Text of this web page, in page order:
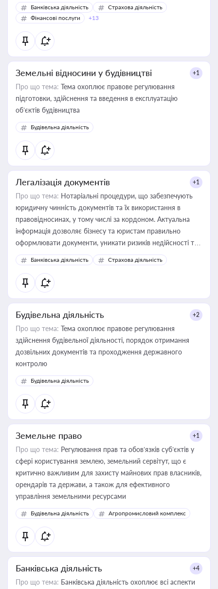
Банківська діяльність
Страхова діяльність
Фінансові послуги
+13
Земельні відносини у будівництві +1
Про що тема: Тема охоплює правове регулювання
підготовки, здійснення та введення в експлуатацію
об’єктів будівництва
Будівельна діяльність
Легалізація документів +1
Про що тема: Нотаріальні процедури, що забезпечують
юридичну чинність документів та їх використання в
правовідносинах, у тому числі за кордоном. Актуальна
інформація дозволяє бізнесу та юристам правильно
оформлювати документи, уникати ризиків недійсності та
забезпечувати їх належне прийняття органами влади та
контрагентами
Банківська діяльність Страхова діяльність
Будівельна діяльність +2
Про що тема: Тема охоплює правове регулювання
здійснення будівельної діяльності, порядок отримання
дозвільних документів та проходження державного
контролю
Будівельна діяльність
Земельне право +1
Про що тема: Регулювання прав та обов’язків суб’єктів у
сфері користування землею, земельний сервітут, що є
критично важливим для захисту майнових прав власників,
орендарів та держави, а також для ефективного
управління земельними ресурсами
Будівельна діяльність Агропромисловий комплекс
Банківська діяльність +4
Про що тема: Банківська діяльність охоплює всі аспекти